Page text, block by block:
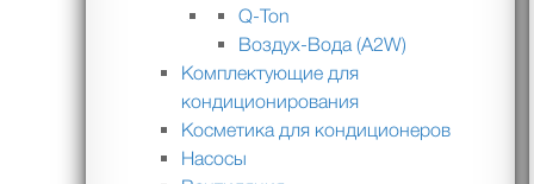
Q-Ton
Воздух-Вода (A2W)
Комплектующие для
кондиционирования
Косметика для кондиционеров
Насосы